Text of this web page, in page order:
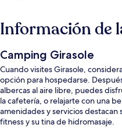
Información de
Camping Girasole
Cuando visites Girasole,
opción para hospedarse.
albercas al aire libre, puedes
la cafetería, o relajarte con una
amenidades y servicios destacan
fitness y su tina de hidromasaje.